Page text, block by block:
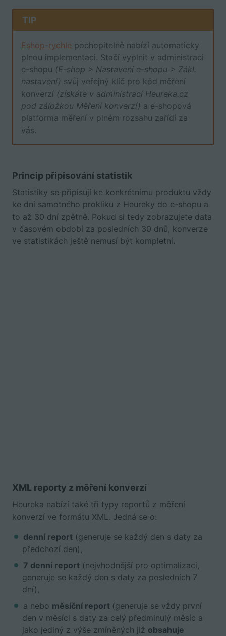
TIP
Eshop-rychle pochopitelně nabízí automaticky
plnou implementaci. Stačí vyplnit v administraci
e-shopu (E-shop > Nastavení e-shopu > Zákl.
nastavení) svůj veřejný klíč pro kód měření
konverzí (získáte v administraci Heureka.cz
pod záložkou Měření konverzí) a e-shopová
platforma měření v plném rozsahu zařídí za
vás.
Princip připisování statistik
Statistiky se připisují ke konkrétnímu produktu vždy
ke dni samotného prokliku z Heureky do e-shopu a
to až 30 dní zpětně. Pokud si tedy zobrazujete data
v časovém období za posledních 30 dnů, konverze
ve statistikách ještě nemusí být kompletní.
XML reporty z měření konverzí
Heureka nabízí také tři typy reportů z měření
konverzí ve formátu XML. Jedná se o:
denní report (generuje se každý den s daty za
předchozí den),
7 denní report (nejvhodnější pro optimalizaci,
generuje se každý den s daty za posledních 7
dní),
a nebo měsíční report (generuje se vždy první
den v měsíci s daty za celý předminulý měsíc a
jako jediný z výše zmíněných již obsahuje